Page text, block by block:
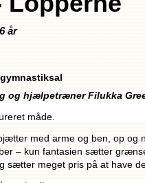
år
og hjælpetræner Filukka
måde.
med arme og ben, op og
– kun fantasien sætter
sætter meget pris på at have